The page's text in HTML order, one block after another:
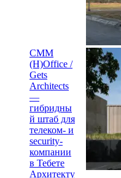
CMM
(H)Office /
Gets
Architects
—
гибридны
й штаб для
телеком- и
security-
компании
в Тебете
Архитекту